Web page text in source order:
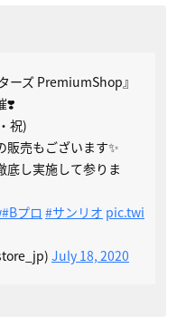
ーズ PremiumShop』
❣️
祝)
販売もございます✨
底し実施して参りま
#Bプロ #サンリオ pic.twi
July 18, 2020